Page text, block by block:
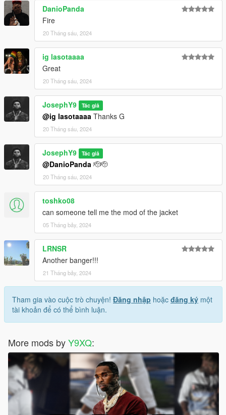
DanioPanda
Fire
20 Tháng sáu, 2024
ig lasotaaaa
Great
20 Tháng sáu, 2024
JosephY9 Tác giả
@ig lasotaaaa Thanks G
20 Tháng sáu, 2024
JosephY9 Tác giả
@DanioPanda 🫡🫡
20 Tháng sáu, 2024
toshko08
can someone tell me the mod of the jacket
05 Tháng bảy, 2024
LRNSR
Another banger!!!
21 Tháng bảy, 2024
Tham gia vào cuộc trò chuyện! Đăng nhập hoặc đăng ký một
tài khoản để có thể bình luận.
More mods byY9XQ: